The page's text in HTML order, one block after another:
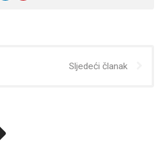
Sljedeći članak